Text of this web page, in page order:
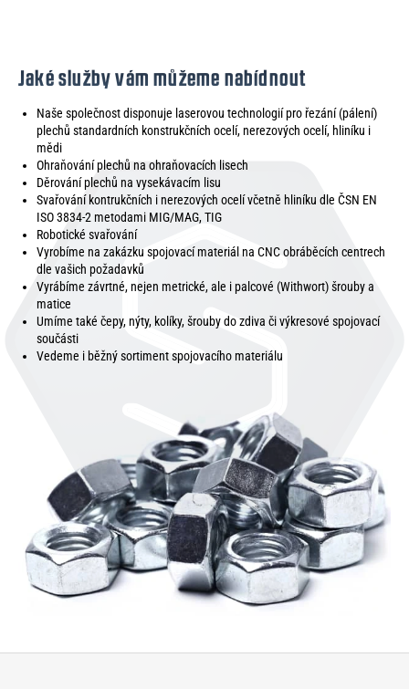
Jaké služby vám můžeme nabídnout
Naše společnost disponuje laserovou technologií pro řezání (pálení)
plechů standardních konstrukčních ocelí, nerezových ocelí, hliníku i
mědi
Ohraňování plechů na ohraňovacích lisech
Děrování plechů na vysekávacím lisu
Svařování kontrukčních i nerezových ocelí včetně hliníku dle ČSN EN
ISO 3834-2 metodami MIG/MAG, TIG
Robotické svařování
Vyrobíme na zakázku spojovací materiál na CNC obráběcích centrech
dle vašich požadavků
Vyrábíme závrtné, nejen metrické, ale i palcové (Withwort) šrouby a
matice
Umíme také čepy, nýty, kolíky, šrouby do zdiva či výkresové spojovací
součásti
Vedeme i běžný sortiment spojovacího materiálu